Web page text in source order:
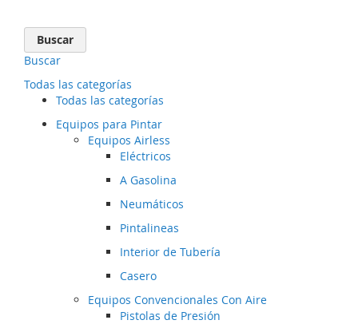
Buscar
Buscar
Todas las categorías
Todas las categorías
Equipos para Pintar
Equipos Airless
Eléctricos
A Gasolina
Neumáticos
Pintalineas
Interior de Tubería
Casero
Equipos Convencionales Con Aire
Pistolas de Presión